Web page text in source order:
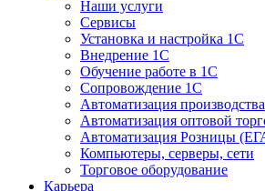
Наши услуги
Сервисы
Установка и настройка 1С
Внедрение 1С
Обучение работе в 1С
Сопровождение 1С
Автоматизация производства
Автоматизация оптовой
Автоматизация Розницы
Компьютеры, серверы, сети
Торговое оборудование
Карьера